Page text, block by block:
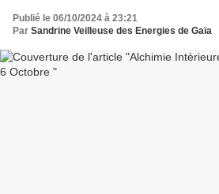
Publié le 06/10/2024 à 23:21
Par Sandrine Veilleuse des Energies de Gaïa